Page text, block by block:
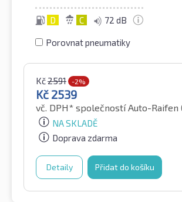
D C 72 dB
Porovnat pneumatiky
Kč2591 -2%
Kč 2539
vč. DPH* společností Auto-Raifen
NA SKLADĚ
Doprava zdarma
Detaily Přidat do košíku